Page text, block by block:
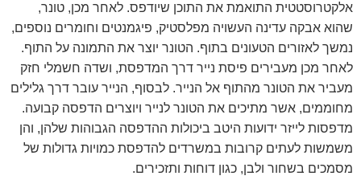
אלקטרוסטטית התואמת את התוכן שיודפס. לאחר מכן, טונר,
שהוא אבקה עדינה העשויה מפלסטיק, פיגמנטים וחומרים נוספים,
נמשך לאזורים הטעונים בתוף. הטונר יוצר את התמונה על התוף.
לאחר מכן מעבירים פיסת נייר דרך המדפסת, ושדה חשמלי חזק
מעביר את הטונר מהתוף אל הנייר. לבסוף, הנייר עובר דרך גלילים
מחוממים, אשר מתיכים את הטונר לנייר ויוצרים הדפסה קבועה.
מדפסות לייזר ידועות היטב ביכולות ההדפסה הגבוהות שלהן, והן
משמשות לעתים קרובות במשרדים להדפסת כמויות גדולות של
מסמכים בשחור ולבן, כגון דוחות ותזכירים.